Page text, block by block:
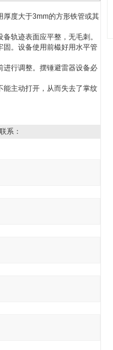
厚度大于3mm的方形铁管或其
轨迹表面应平整，无毛刺。
固。设备使用前樶好用水平管
进行调整。摆锤避雷器设备必
能主动打开，从而失去了掌纹
系：